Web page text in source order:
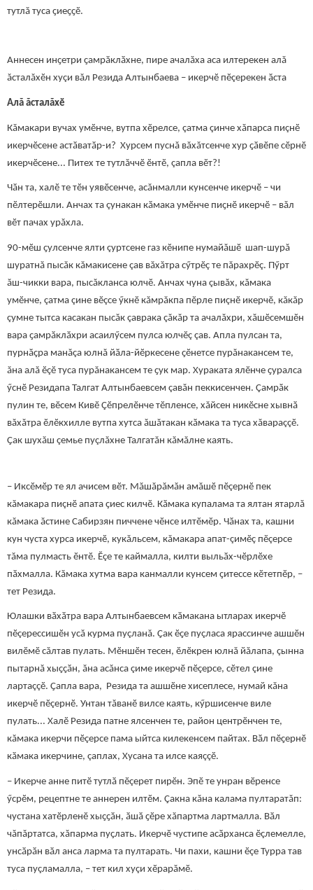
тутлă туса ҫиеҫҫӗ.
Аннесен инҫетри ҫамрӑклӑхне, пире ачалăха аса илтерекен алă
ăсталăхӗн хуçи вăл Резида Алтынбаева – икерчӗ пӗçерекен ӑста
Алă ăсталăхӗ
Кăмакари вучах умӗнче, вутпа хӗрелсе, çатма çинче хăпарса пиçнӗ
икерчӗсене астӑватӑр-и? Хурсем пуснă вăхăтсенче хур ҫӑвӗпе сӗрнӗ
икерчӗсене... Питех те тутлăччӗ ӗнтӗ, çапла вӗт?!
Чӑн та, халӗ те тӗн уявӗсенче, асăнмалли кунсенче икерчӗ – чи
пӗлтерӗшли. Анчах та çунакан кӑмака умӗнче пиҫнӗ икерчӗ – вăл
вӗт пачах урăхла.
90-мӗш ҫулсенче ялти çуртсене газ кӗнипе нумайăшӗ шап-шурă
шуратнă пысăк кăмакисене çав вăхăтра сӳтрӗç те пăрахрӗç. Пӳрт
ăш-чикки вара, пысăкланса юлчӗ. Анчах чуна çывăх, кăмака
умӗнче, çатма çине вӗçсе ӳкнӗ кăмрăкпа пӗрле пиçнӗ икерчӗ, кăкăр
çумне тытса касакан пысăк çаврака çăкăр та ачалăхри, хăшӗсемшӗн
вара ҫамрӑклӑхри асаилӳсем пулса юлчӗç çав. Апла пулсан та,
пурнӑҫра манăçа юлнă йӑла-йӗркесене ҫӗнетсе пурăнакансем те,
ăна алă ӗçӗ туса пурăнакансем те ҫук мар. Хураката ялӗнче ҫуралса
ӳснӗ Резидапа Талгат Алтынбаевсем çавăн пеккисенчен. Çамрӑк
пулин те, вӗсем Кивӗ Çӗпрелӗнче тӗпленсе, хăйсен никӗсне хывнӑ
вăхăтра ӗлӗкхилле вутпа хутса ăшăтакан кӑмака та туса хăвараççӗ.
Ҫак шухăш çемье пуçлăхне Талгатăн кăмăлне каять.
– Иксӗмӗр те ял ачисем вӗт. Мăшăрăмăн амăшӗ пӗçернӗ пек
кăмакара пиçнӗ апата ҫиес килчӗ. Кӑмака купалама та ялтан ятарлă
кăмака ăстине Сабирзян пиччене чӗнсе илтӗмӗр. Чӑнах та, кашни
кун чуста хурса икерчӗ, кукăльсем, кăмакара апат-çимӗç пӗçерсе
тăма пулмасть ӗнтӗ. Ӗçе те каймалла, килти выльӑх-чӗрлӗхе
пӑхмалла. Кăмака хутма вара канмалли кунсем ҫитессе кӗтетпӗр, –
тет Резида.
Юлашки вӑхӑтра вара Алтынбаевсем кӑмакана ытларах икерчӗ
пӗçерессишӗн усă курма пуçланă. Ҫак ӗҫе пуçласа ярассинче ашшӗн
вилӗмӗ сăлтав пулать. Мӗншӗн тесен, ӗлӗкрен юлнă йăлапа, çынна
пытарнă хыҫҫӑн, ăна асăнса çиме икерчӗ пӗçерсе, сӗтел çине
лартаççӗ. Ҫапла вара, Резида та ашшӗне хисеплесе, нумай кăна
икерчӗ пӗçернӗ. Унтан тăванӗ вилсе каять, кӳршисенче виле
пулать... Халӗ Резида патне ялсенчен те, район центрӗнчен те,
кăмака икерчи пӗçерсе пама ыйтса килекенсем пайтах. Вӑл пӗҫернӗ
кӑмака икерчине, çаплах, Хусана та илсе каяççӗ.
– Икерче анне питӗ тутлӑ пӗçерет пирӗн. Эпӗ те унран вӗренсе
ӳсрӗм, рецептне те аннерен илтӗм. Çакна кăна калама пултаратăп:
чустана хатӗрленӗ хыҫҫӑн, ӑшӑ ҫӗре хăпартма лартмалла. Вӑл
чăпăртатса, хăпарма пуҫлать. Икерчӗ чустипе асӑрханса ӗçлемелле,
унсӑрӑн вӑл анса ларма та пултарать. Чи пахи, кашни ӗçе Турра тав
туса пуçламалла, – тет кил хуçи хӗрарăмӗ.